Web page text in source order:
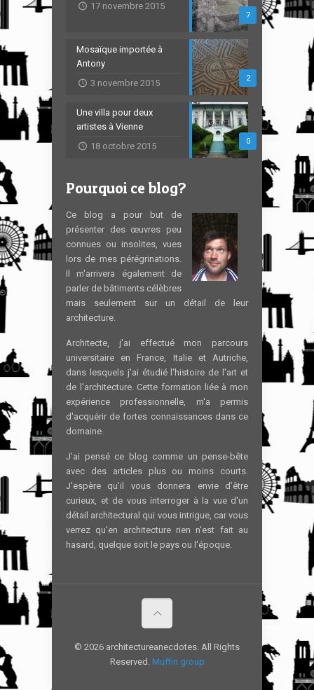
7
17 novembre 2015
2
Mosaïque importée à
Antony
3 novembre 2015
0
Une villa pour deux
artistes à Vienne
18 octobre 2015
Pourquoi ce blog?
Ce blog a pour but de
présenter des œuvres peu
connues ou insolites, vues
lors de mes pérégrinations.
Il m'arrivera également de
parler de bâtiments célèbres
mais seulement sur un détail de leur
architecture.
Architecte, j'ai effectué mon parcours
universitaire en France, Italie et Autriche,
dans lesquels j'ai étudié l'histoire de l'art et
de l'architecture. Cette formation liée à mon
expérience professionnelle, m'a permis
d'acquérir de fortes connaissances dans ce
domaine.
J'ai pensé ce blog comme un pense-bête
avec des articles plus ou moins courts.
J'espère qu'il vous donnera envie d’être
curieux, et de vous interroger à la vue d'un
détail architectural qui vous intrigue, car vous
verrez qu'en architecture rien n'est fait au
hasard, quelque soit le pays ou l'époque.
© 2026 architectureanecdotes. All Rights
Reserved. Muffin group